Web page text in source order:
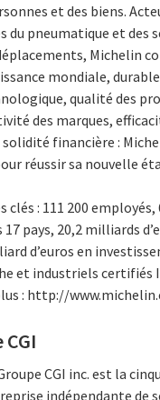
et des biens.
du pneumatique et des
Michelin
mondiale,
qualité des
des marques,
financière :
réussir sa nouvelle
clés : 111 200 employés,
pays, 20,2 milliards
d’euros en
et industriels certifiés
: http://
CGI inc. est la
indépendante de